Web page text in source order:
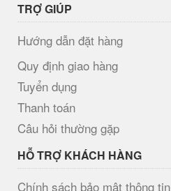
TRỢ GIÚP
Hướng dẫn đặt hàng
Quy định giao hàng
Tuyển dụng
Thanh toán
Câu hỏi thường gặp
HỖ TRỢ KHÁCH HÀNG
Chính sách bảo mật thông tin